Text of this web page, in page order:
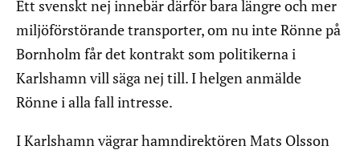
Ett svenskt nej innebär därför bara längre och mer
miljöförstörande transporter, om nu inte Rönne på
Bornholm får det kontrakt som politikerna i
Karlshamn vill säga nej till. I helgen anmälde
Rönne i alla fall intresse.
I Karlshamn vägrar hamndirektören Mats Olsson